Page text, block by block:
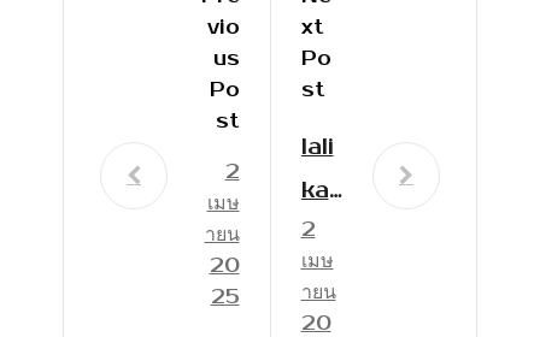
Vio
Us
Po
St
2
เมษ
ายน
20
25
Xt
Po
St
lali
ka
be
t
24
2
เมษ
ายน
20